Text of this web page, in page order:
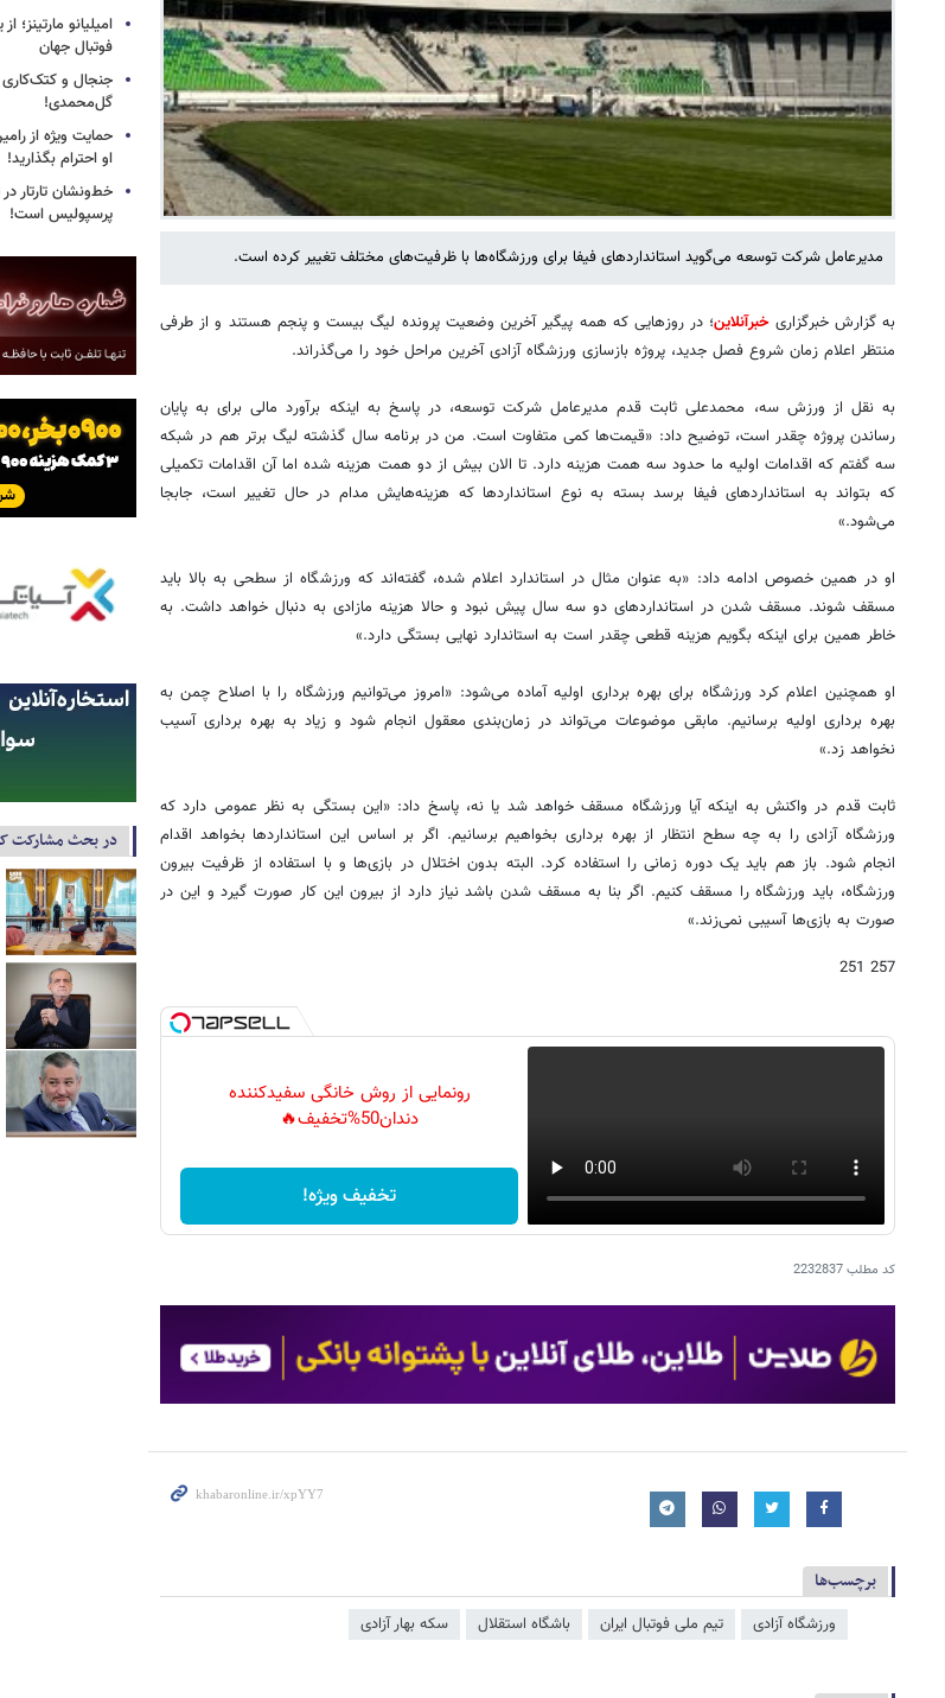
مدیرعامل شرکت توسعه می‌گوید استانداردهای فیفا برای ورزشگاه‌ها با ظرفیت‌های مختلف تغییر کرده است.
به گزارش خبرگزاریخبرآنلاین؛ در روزهایی که همه پیگیر آخرین وضعیت پرونده لیگ بیست و پنجم هستند و از طرفی
منتظر اعلام زمان شروع فصل جدید، پروژه بازسازی ورزشگاه آزادی آخرین مراحل خود را می‌گذراند.
به نقل از ورزش سه، محمدعلی ثابت قدم مدیرعامل شرکت توسعه، در پاسخ به اینکه برآورد مالی برای به پایان
رساندن پروژه چقدر است، توضیح داد: «قیمت‌ها کمی متفاوت است. من در برنامه سال گذشته لیگ برتر هم در شبکه
سه گفتم که اقدامات اولیه ما حدود سه همت هزینه دارد. تا الان بیش از دو همت هزینه شده اما آن اقدامات تکمیلی
که بتواند به استانداردهای فیفا برسد بسته به نوع استانداردها که هزینه‌هایش مدام در حال تغییر است، جابجا
می‌شود.»
او در همین خصوص ادامه داد: «به عنوان مثال در استاندارد اعلام شده، گفته‌اند که ورزشگاه از سطحی به بالا باید
مسقف شوند. مسقف شدن در استانداردهای دو سه سال پیش نبود و حالا هزینه مازادی به دنبال خواهد داشت. به
خاطر همین برای اینکه بگویم هزینه قطعی چقدر است به استاندارد نهایی بستگی دارد.»
او همچنین اعلام کرد ورزشگاه برای بهره برداری اولیه آماده می‌شود: «امروز می‌توانیم ورزشگاه را با اصلاح چمن به
بهره برداری اولیه برسانیم. مابقی موضوعات می‌تواند در زمان‌بندی معقول انجام شود و زیاد به بهره برداری آسیب
نخواهد زد.»
ثابت قدم در واکنش به اینکه آیا ورزشگاه مسقف خواهد شد یا نه، پاسخ داد: «این بستگی به نظر عمومی دارد که
ورزشگاه آزادی را به چه سطح انتظار از بهره برداری بخواهیم برسانیم. اگر بر اساس این استانداردها بخواهد اقدام
انجام شود. باز هم باید یک دوره زمانی را استفاده کرد. البته بدون اختلال در بازی‌ها و با استفاده از ظرفیت بیرون
ورزشگاه، باید ورزشگاه را مسقف کنیم. اگر بنا به مسقف شدن باشد نیاز دارد از بیرون این کار صورت گیرد و این در
صورت به بازی‌ها آسیبی نمی‌زند.»
257 251
رونمایی از روش خانگی سفیدکننده
دندان50%تخفیف🔥
تخفیف ویژه!
کد مطلب2232837
برچسب‌ها
ورزشگاه آزادی تیم ملی فوتبال ایران باشگاه استقلال سکه بهار آزادی
امیلیانو
فوتبال جهان
جنجال و کتک‌کاری
گل‌محمدی!
حمایت ویژه از
او احترام بگذارید!
خط‌ونشان تارتار
پرسپولیس است!
در بحث مشارکت